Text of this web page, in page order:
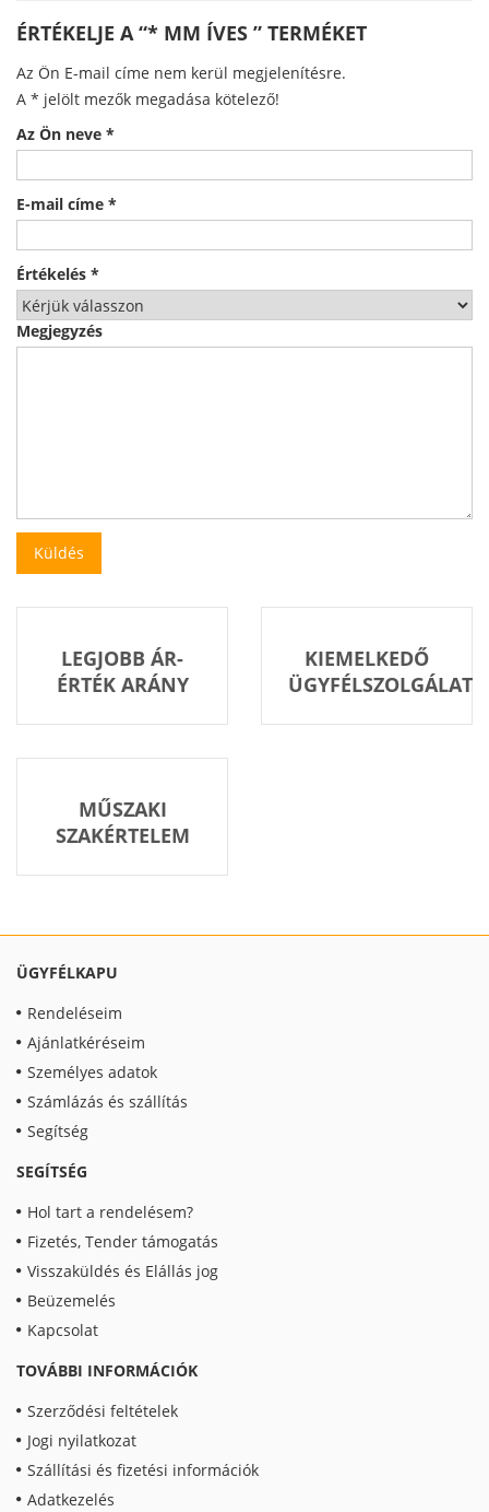
ÉRTÉKELJE A “* MM ÍVES ” TERMÉKET
Az Ön E-mail címe nem kerül megjelenítésre.
A * jelölt mezők megadása kötelező!
Az Ön neve *
E-mail címe *
Értékelés *
Megjegyzés
LEGJOBB ÁR-
ÉRTÉK ARÁNY
KIEMELKEDŐ
ÜGYFÉLSZOLGÁLAT
MŰSZAKI
SZAKÉRTELEM
ÜGYFÉLKAPU
Rendeléseim
Ajánlatkéréseim
Személyes adatok
Számlázás és szállítás
Segítség
SEGÍTSÉG
Hol tart a rendelésem?
Fizetés, Tender támogatás
Visszaküldés és Elállás jog
Beüzemelés
Kapcsolat
TOVÁBBI INFORMÁCIÓK
Szerződési feltételek
Jogi nyilatkozat
Szállítási és fizetési információk
Adatkezelés